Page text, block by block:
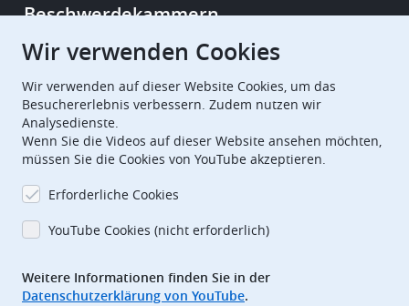
Beschwerdekammern
EuropeanPatentOffice
EPO Procurement
TheEPO
Wir verwenden Cookies
Wir verwenden auf dieser Website Cookies, um das
Besuchererlebnis verbessern. Zudem nutzen wir
Analysedienste.
Wenn Sie die Videos auf dieser Website ansehen möchten,
müssen Sie die Cookies von YouTube akzeptieren.
Erforderliche Cookies
YouTube Cookies (nicht erforderlich)
Weitere Informationen finden Sie in der
Datenschutzerklärung von YouTube.